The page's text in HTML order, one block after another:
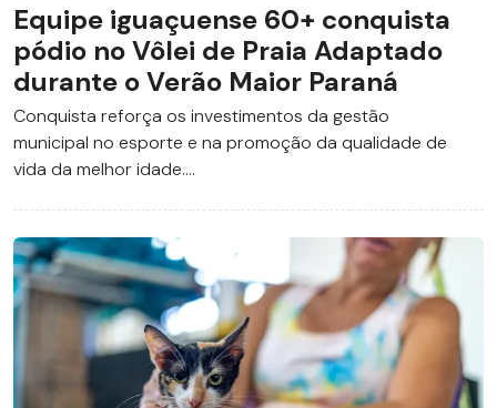
Equipe iguaçuense 60+ conquista
pódio no Vôlei de Praia Adaptado
durante o Verão Maior Paraná
Conquista reforça os investimentos da gestão
municipal no esporte e na promoção da qualidade de
vida da melhor idade....